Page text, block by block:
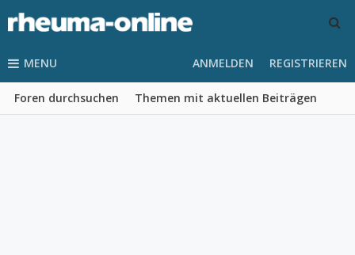
MENU
Foren durchsuchen Themen mit aktuellen Beiträgen
ANMELDEN REGISTRIEREN